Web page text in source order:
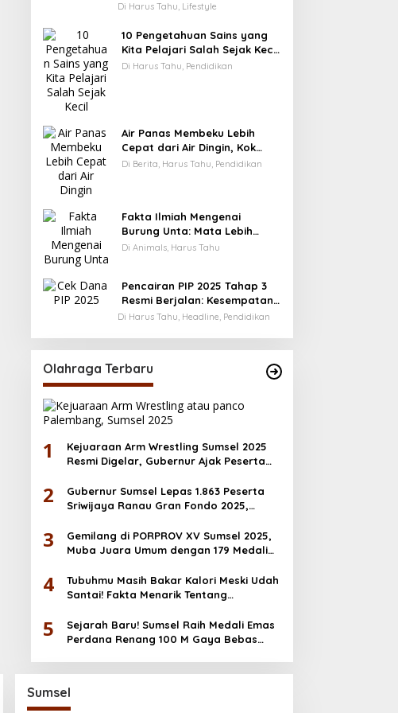
Kamu Cepat Kaya
Di Harus Tahu, Lifestyle
10 Pengetahuan Sains yang
Kita Pelajari Salah Sejak Kecil
—Ini Faktanya!
Di Harus Tahu, Pendidikan
Air Panas Membeku Lebih
Cepat dari Air Dingin, Kok
Bisa? Ini Alasannya
Di Berita, Harus Tahu, Pendidikan
Fakta Ilmiah Mengenai
Burung Unta: Mata Lebih
Besar dari Otaknya
Di Animals, Harus Tahu
Pencairan PIP 2025 Tahap 3
Resmi Berjalan: Kesempatan
Terakhir Siswa Menerima
Desember
Di Harus Tahu, Headline, Pendidikan
Olahraga Terbaru
1
Kejuaraan Arm Wrestling Sumsel 2025
Resmi Digelar, Gubernur Ajak Peserta
2
Gubernur Sumsel Lepas 1.863 Peserta
Sriwijaya Ranau Gran Fondo 2025,
3
Gemilang di PORPROV XV Sumsel 2025,
Muba Juara Umum dengan 179 Medali
4
Tubuhmu Masih Bakar Kalori Meski Udah
Santai! Fakta Menarik Tentang
5
Sejarah Baru! Sumsel Raih Medali Emas
Perdana Renang 100 M Gaya Bebas
Sumsel